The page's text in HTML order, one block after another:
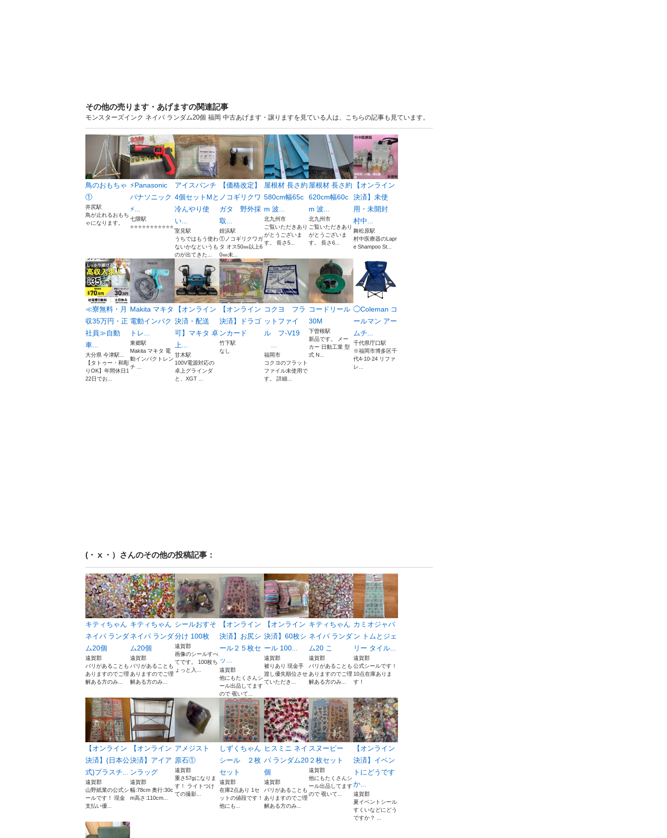
その他の売ります・あげますの関連記事
モンスターズインク ネイパ ランダム20個 福岡 中古あげます・譲りますを見ている人は、こちらの記事も見ています。
鳥のおもちゃ
①
井尻駅
鳥が止れるおもち
ゃになります。
⚡️Panasonic
パナソニック
⚡...
七隈駅
⭐️⭐️⭐️⭐️⭐️⭐️⭐️⭐️⭐️⭐️⭐️...
アイスパンチ
4個セットMと
冷んやり使
い...
室見駅
うちではもう使わ
ないかなというも
のが出てきた...
【価格改定】
ノコギリクワ
ガタ 野外採
取...
姪浜駅
①ノコギリクワガ
タ オス50㎜以上6
0㎜未...
屋根材 長さ約
580cm幅65c
m 波...
北九州市
ご覧いただきあり
がとうございま
す。 長さ5...
屋根材 長さ約
620cm幅60c
m 波...
北九州市
ご覧いただきあり
がとうございま
す。 長さ6...
【オンライン
決済】未使
用・未開封
村中...
舞松原駅
村中医療器のLapr
e Shampoo St...
≪寮無料・月
収35万円・正
社員≫自動
車...
大分県 今津駅...
【タトゥー・和彫
りOK】年間休日1
22日でお...
Makita マキタ
電動インパク
トレ...
東郷駅
Makita マキタ 電
動インパクトレン
チ ...
【オンライン
決済・配送
可】マキタ 卓
上...
甘木駅
100V電源対応の
卓上グラインダ
と、XGT ...
【オンライン
決済】ドラゴ
ンカード
竹下駅
なし
コクヨ フラ
ットファイ
ル フ-V19
福岡市
コクヨのフラット
ファイル未使用で
す。 詳細...
コードリール
30M
下曽根駅
新品です。 メー
カー 日動工業 型
式 N...
◯Coleman コ
ールマン アー
ムチ...
千代県庁口駅
※福岡市博多区千
代4-10-24 リファ
レ...
(・ⅹ・） さんのその他の投稿記事：
キティちゃん
ネイパ ランダ
ム20個
遠賀郡
バリがあることも
ありますのでご理
解ある方のみ...
キティちゃん
ネイパ ランダ
ム20個
遠賀郡
バリがあることも
ありますのでご理
解ある方のみ...
シールおすそ
分け 100枚
遠賀郡
画像のシールすべ
てです。 100枚ち
ょっと入...
【オンライン
決済】お尻シ
ール２５枚セ
ッ...
遠賀郡
他にもたくさんシ
ール出品してます
ので 覗いて...
【オンライン
決済】60枚シ
ール 100...
遠賀郡
被りあり 現金手
渡し優先順位させ
ていただき...
キティちゃん
ネイパ ランダ
ム20 こ
遠賀郡
バリがあることも
ありますのでご理
解ある方のみ...
カミオジャパ
ン トムとジェ
リー タイル...
遠賀郡
公式シールです！
10点在庫ありま
す！
【オンライン
決済】(日本公
式)プラスチ...
遠賀郡
山野紙業の公式シ
ールです！ 現金
支払い優...
【オンライン
決済】アイア
ンラッグ
遠賀郡
幅:78cm 奥行:30c
m高さ:110cm...
アメジスト
原石①
遠賀郡
重さ57gになりま
す！ ライトつけ
ての撮影...
しずくちゃん
シール ２枚
セット
遠賀郡
在庫2点あり 1セ
ットの値段です！
他にも...
ヒスミニ ネイ
パ ランダム20
個
遠賀郡
バリがあることも
ありますのでご理
解ある方のみ...
スヌーピー
２枚セット
遠賀郡
他にもたくさんシ
ール出品してます
ので 覗いて...
【オンライン
決済】イベン
トにどうです
か...
遠賀郡
夏イベントシール
すくいなどにどう
ですか？ ...